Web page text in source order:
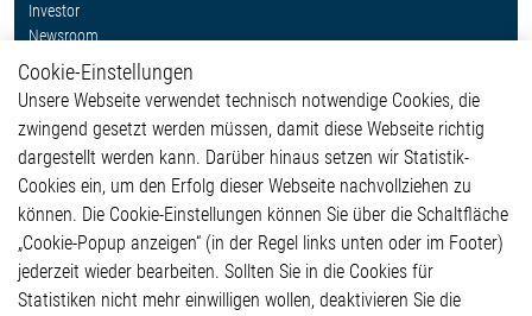
Investor
Newsroom
Weitere Links
Glossar
Kontakt
Hinweisgeberschutzsystem
Impressum
Datenschutzerklärung
Cookie-Popup anzeigen
Cookie-Einstellungen
Unsere Webseite verwendet technisch notwendige Cookies, die
zwingend gesetzt werden müssen, damit diese Webseite richtig
dargestellt werden kann. Darüber hinaus setzen wir Statistik-
Cookies ein, um den Erfolg dieser Webseite nachvollziehen zu
können. Die Cookie-Einstellungen können Sie über die Schaltfläche
„Cookie-Popup anzeigen“ (in der Regel links unten oder im Footer)
jederzeit wieder bearbeiten. Sollten Sie in die Cookies für
Statistiken nicht mehr einwilligen wollen, deaktivieren Sie die